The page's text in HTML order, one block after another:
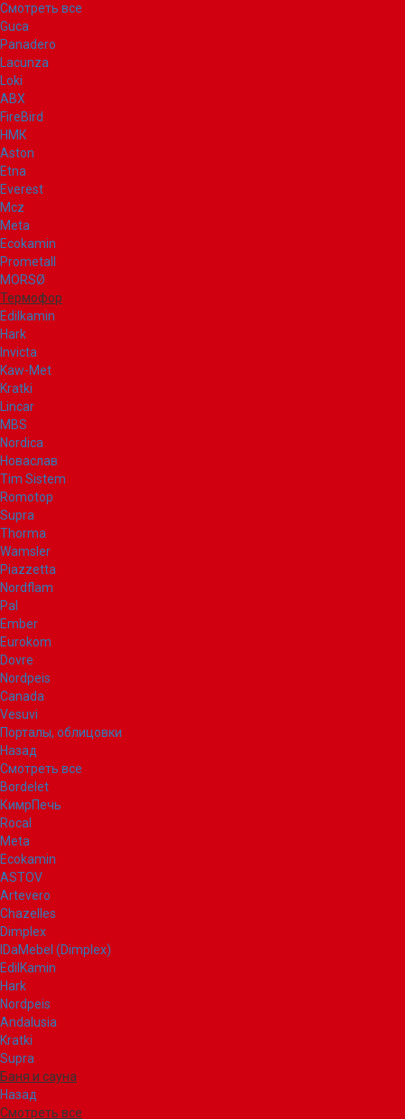
Смотреть все
Guca
Panadero
Lacunza
Loki
ABX
FireBird
НМК
Aston
Etna
Everest
Mcz
Meta
Ecokamin
Prometall
MORSØ
Термофор
Edilkamin
Hark
Invicta
Kaw-Met
Kratki
Lincar
MBS
Nordica
Новаслав
Tim Sistem
Romotop
Supra
Thorma
Wamsler
Piazzetta
Nordflam
Pal
Ember
Eurokom
Dovre
Nordpeis
Canada
Vesuvi
Порталы, облицовки
Назад
Смотреть все
Bordelet
КимрПечь
Rocal
Meta
Ecokamin
ASTOV
Artevero
Chazelles
Dimplex
IDaMebel (Dimplex)
EdilKamin
Hark
Nordpeis
Andalusia
Kratki
Supra
Баня и сауна
Назад
Смотреть все